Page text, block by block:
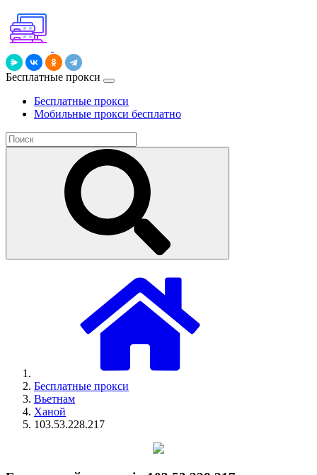
Бесплатные прокси
Бесплатные прокси
Мобильные прокси бесплатно
Бесплатные прокси
Вьетнам
Ханой
103.53.228.217